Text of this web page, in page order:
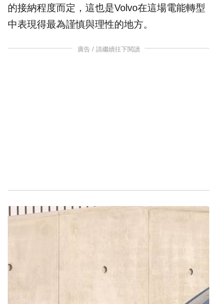
的接納程度而定，這也是Volvo在這場電能轉型
中表現得最為謹慎與理性的地方。
廣告 / 請繼續往下閱讀